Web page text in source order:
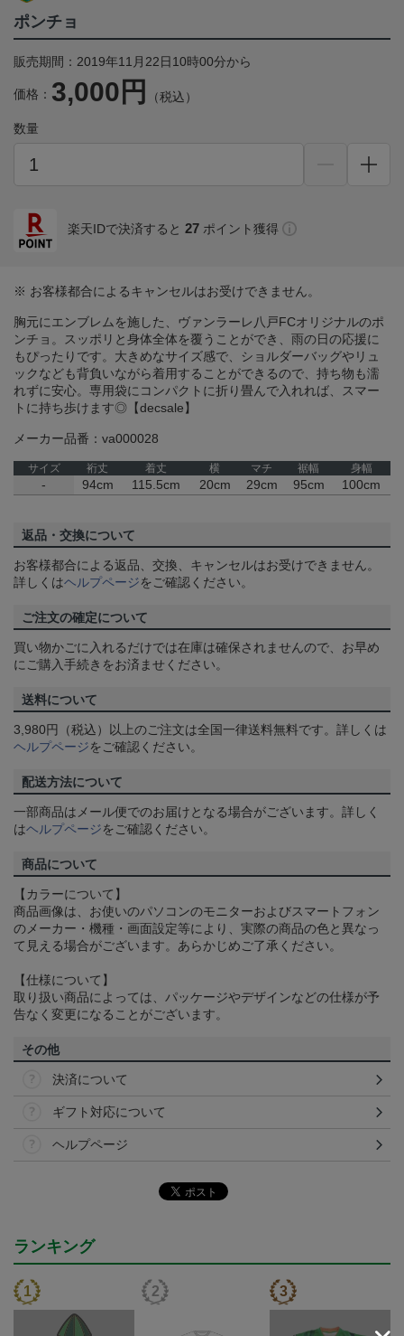
ポンチョ
販売期間：2019年11月22日10時00分から
価格： 3,000円 （税込）
数量
楽天IDで決済すると 27 ポイント獲得
※ お客様都合によるキャンセルはお受けできません。
胸元にエンブレムを施した、ヴァンラーレ八戸FCオリジナルのポ
ンチョ。スッポリと身体全体を覆うことができ、雨の日の応援に
もぴったりです。大きめなサイズ感で、ショルダーバッグやリュ
ックなども背負いながら着用することができるので、持ち物も濡
れずに安心。専用袋にコンパクトに折り畳んで入れれば、スマー
トに持ち歩けます◎【decsale】
メーカー品番：va000028
サイズ 裄丈 着丈 横 マチ 裾幅 身幅
- 94cm 115.5cm 20cm 29cm 95cm 100cm
返品・交換について
お客様都合による返品、交換、キャンセルはお受けできません。
詳しくはヘルプページをご確認ください。
ご注文の確定について
買い物かごに入れるだけでは在庫は確保されませんので、お早め
にご購入手続きをお済ませください。
送料について
3,980円（税込）以上のご注文は全国一律送料無料です。詳しくは
ヘルプページをご確認ください。
配送方法について
一部商品はメール便でのお届けとなる場合がございます。詳しく
はヘルプページをご確認ください。
商品について
【カラーについて】
商品画像は、お使いのパソコンのモニターおよびスマートフォン
のメーカー・機種・画面設定等により、実際の商品の色と異なっ
て見える場合がございます。あらかじめご了承ください。
【仕様について】
取り扱い商品によっては、パッケージやデザインなどの仕様が予
告なく変更になることがございます。
その他
決済について
ギフト対応について
ヘルプページ
ランキング